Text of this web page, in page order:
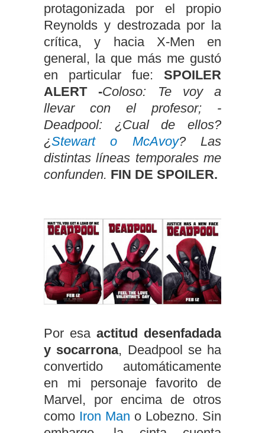
protagonizada por el propio
Reynolds y destrozada por la
crítica, y hacia X-Men en
general, la que más me gustó
en particular fue: SPOILER
ALERT -Coloso: Te voy a
llevar con el profesor; -
Deadpool: ¿Cual de ellos?
¿Stewart o McAvoy? Las
distintas líneas temporales me
confunden. FIN DE SPOILER.
Por esa actitud desenfadada
y socarrona, Deadpool se ha
convertido automáticamente
en mi personaje favorito de
Marvel, por encima de otros
como Iron Man o Lobezno. Sin